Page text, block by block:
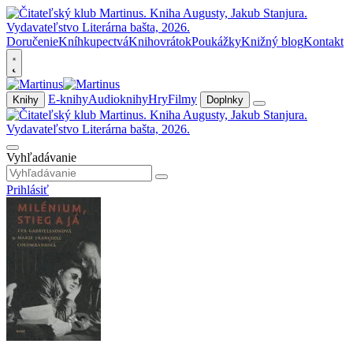
DoručenieKníhkupectváKnihovrátokPoukážkyKnižný blogKontakt
Knihy E-knihyAudioknihyHryFilmy Doplnky
Vyhľadávanie
Prihlásiť